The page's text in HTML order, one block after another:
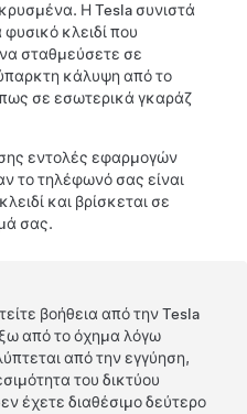
Η Tesla συνιστά
κλειδί που
σταθμεύσετε σε
κάλυψη από το
σε εσωτερικά γκαράζ
εντολές εφαρμογών
το τηλέφωνό σας είναι
και βρίσκεται σε
σας.
βοήθεια από την Tesla
από το όχημα λόγω
από την εγγύηση,
του δικτύου
έχετε διαθέσιμο δεύτερο